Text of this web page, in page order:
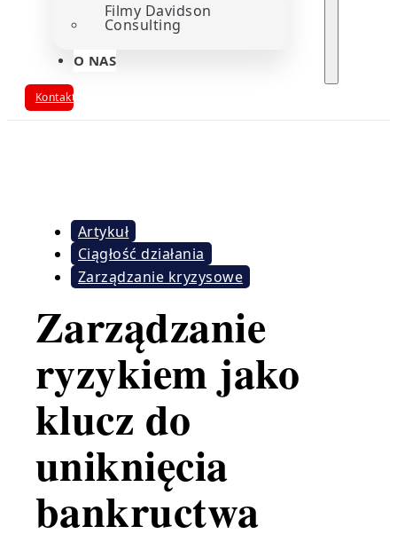
Filmy Davidson
Consulting
O NAS
Kontakt
Artykuł
Ciągłość działania
Zarządzanie kryzysowe
Zarządzanie
ryzykiem jako
klucz do
uniknięcia
bankructwa